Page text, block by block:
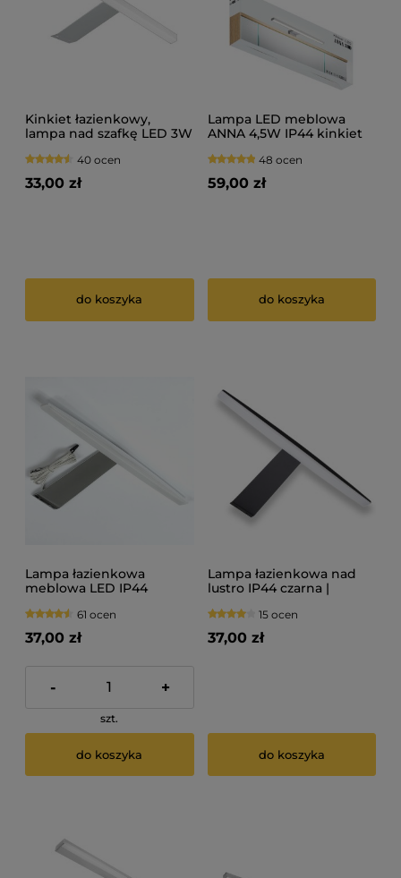
Kinkiet łazienkowy,
lampa nad szafkę LED 3W
40 ocen
33,00 zł
do koszyka
Lampa LED meblowa
ANNA 4,5W IP44 kinkiet
srebrna 48 ocen
59,00 zł
do koszyka
Lampa łazienkowa
meblowa LED IP44
61 ocen
37,00 zł
- +
szt.
do koszyka
Lampa łazienkowa nad
lustro IP44 czarna |
15 ocen
37,00 zł
do koszyka